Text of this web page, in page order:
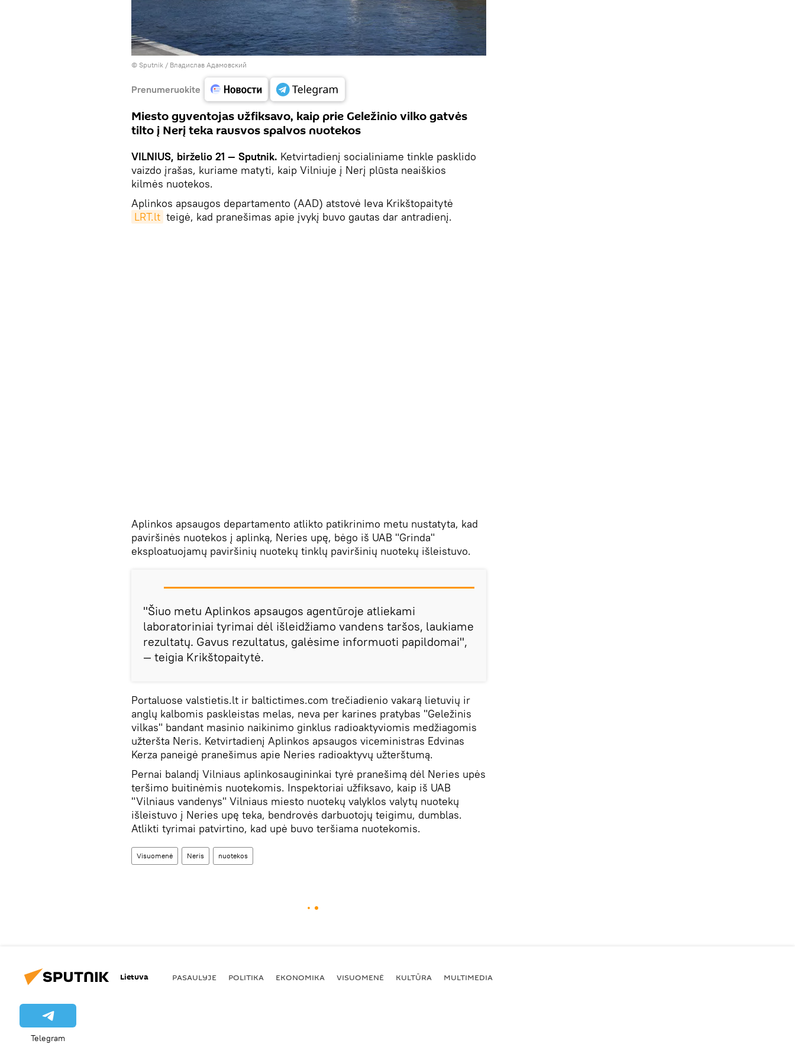
© Sputnik / Владислав Адамовский
Prenumeruokite
Miesto gyventojas užfiksavo, kaip prie Geležinio vilko gatvės
tilto į Nerį teka rausvos spalvos nuotekos
VILNIUS, birželio 21 — Sputnik. Ketvirtadienį socialiniame tinkle pasklido
vaizdo įrašas, kuriame matyti, kaip Vilniuje į Nerį plūsta neaiškios
kilmės nuotekos.
Aplinkos apsaugos departamento (AAD) atstovė Ieva Krikštopaitytė
LRT.lt teigė, kad pranešimas apie įvykį buvo gautas dar antradienį.
Aplinkos apsaugos departamento atlikto patikrinimo metu nustatyta, kad
paviršinės nuotekos į aplinką, Neries upę, bėgo iš UAB "Grinda"
eksploatuojamų paviršinių nuotekų tinklų paviršinių nuotekų išleistuvo.
"Šiuo metu Aplinkos apsaugos agentūroje atliekami
laboratoriniai tyrimai dėl išleidžiamo vandens taršos, laukiame
rezultatų. Gavus rezultatus, galėsime informuoti papildomai",
— teigia Krikštopaitytė.
Portaluose valstietis.lt ir baltictimes.com trečiadienio vakarą lietuvių ir
anglų kalbomis paskleistas melas, neva per karines pratybas "Geležinis
vilkas" bandant masinio naikinimo ginklus radioaktyviomis medžiagomis
užteršta Neris. Ketvirtadienį Aplinkos apsaugos viceministras Edvinas
Kerza paneigė pranešimus apie Neries radioaktyvų užterštumą.
Pernai balandį Vilniaus aplinkosaugininkai tyrė pranešimą dėl Neries upės
teršimo buitinėmis nuotekomis. Inspektoriai užfiksavo, kaip iš UAB
"Vilniaus vandenys" Vilniaus miesto nuotekų valyklos valytų nuotekų
išleistuvo į Neries upę teka, bendrovės darbuotojų teigimu, dumblas.
Atlikti tyrimai patvirtino, kad upė buvo teršiama nuotekomis.
Visuomenė Neris nuotekos
Lietuva PASAULYJE POLITIKA EKONOMIKA VISUOMENĖ KULTŪRA MULTIMEDIA
Telegram